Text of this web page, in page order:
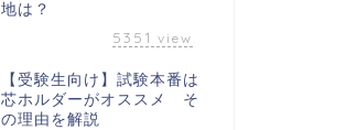
地は？
5351 view
【受験生向け】試験本番は
芯ホルダーがオススメ そ
の理由を解説